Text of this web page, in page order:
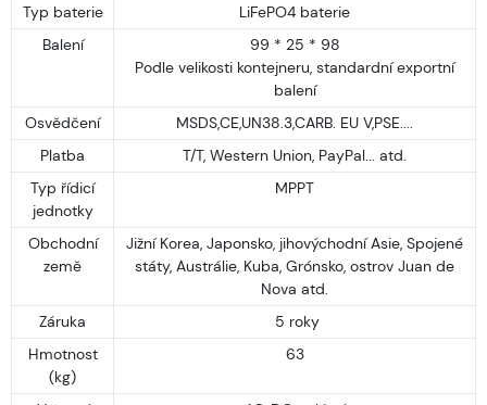
Typ baterie
LiFePO4 baterie
Balení
99 * 25 * 98
Podle velikosti kontejneru, standardní exportní
balení
Osvědčení
MSDS,CE,UN38.3,CARB. EU V,PSE....
Platba
T/T, Western Union, PayPal... atd.
Typ řídicí
jednotky
MPPT
Obchodní
země
Jižní Korea, Japonsko, jihovýchodní Asie, Spojené
státy, Austrálie, Kuba, Grónsko, ostrov Juan de
Nova atd.
Záruka
5 roky
Hmotnost
(kg)
63